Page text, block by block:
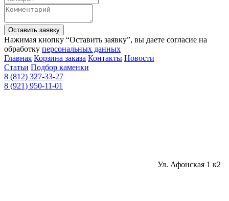
Оставить заявку
Нажимая кнопку “Оставить заявку”, вы даете согласие на
обработку персональных данных
Главная Корзина заказа Контакты Новости
Статьи Подбор каменки
8 (812) 327-33-27
8 (921) 950-11-01
Ул. Афонская 1 к2